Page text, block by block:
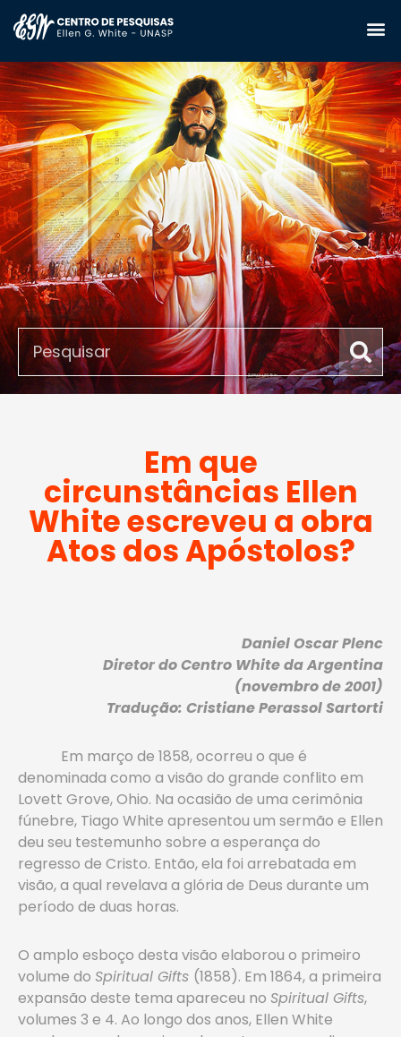
Em que
circunstâncias Ellen
White escreveu a obra
Atos dos Apóstolos?
Daniel Oscar Plenc
Diretor do Centro White da Argentina
(novembro de 2001)
Tradução: Cristiane Perassol Sartorti
Em março de 1858, ocorreu o que é
denominada como a visão do grande conflito em
Lovett Grove, Ohio. Na ocasião de uma cerimônia
fúnebre, Tiago White apresentou um sermão e Ellen
deu seu testemunho sobre a esperança do
regresso de Cristo. Então, ela foi arrebatada em
visão, a qual revelava a glória de Deus durante um
período de duas horas.
O amplo esboço desta visão elaborou o primeiro
volume do Spiritual Gifts (1858). Em 1864, a primeira
expansão deste tema apareceu no Spiritual Gifts,
volumes 3 e 4. Ao longo dos anos, Ellen White